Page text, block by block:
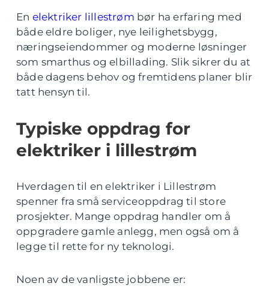
En elektriker lillestrøm bør ha erfaring med
både eldre boliger, nye leilighetsbygg,
næringseiendommer og moderne løsninger
som smarthus og elbillading. Slik sikrer du at
både dagens behov og fremtidens planer blir
tatt hensyn til.
Typiske oppdrag for
elektriker i lillestrøm
Hverdagen til en elektriker i Lillestrøm
spenner fra små serviceoppdrag til store
prosjekter. Mange oppdrag handler om å
oppgradere gamle anlegg, men også om å
legge til rette for ny teknologi.
Noen av de vanligste jobbene er: